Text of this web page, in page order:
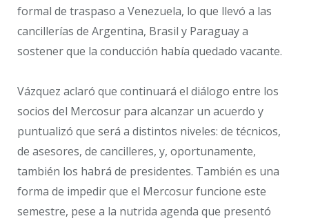
formal de traspaso a Venezuela, lo que llevó a las
cancillerías de Argentina, Brasil y Paraguay a
sostener que la conducción había quedado vacante.
Vázquez aclaró que continuará el diálogo entre los
socios del Mercosur para alcanzar un acuerdo y
puntualizó que será a distintos niveles: de técnicos,
de asesores, de cancilleres, y, oportunamente,
también los habrá de presidentes. También es una
forma de impedir que el Mercosur funcione este
semestre, pese a la nutrida agenda que presentó